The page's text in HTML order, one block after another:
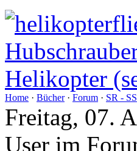
Home · Bücher· Forum · SR - SS
Freitag, 07.
User im